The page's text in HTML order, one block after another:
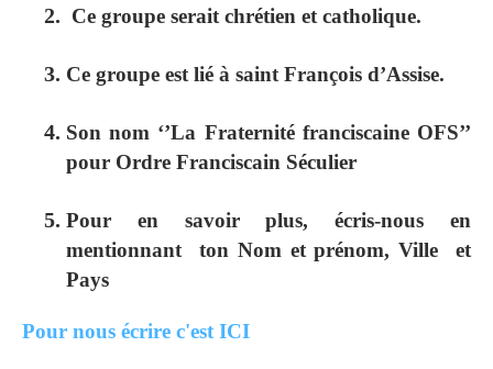
Ce groupe serait chrétien et catholique.
Ce groupe est lié à saint François d’Assise.
Son nom ‘’La Fraternité franciscaine OFS’’
pour Ordre Franciscain Séculier
Pour en savoir plus, écris-nous en
mentionnant ton Nom et prénom, Ville et
Pays
Pour nous écrire c'est ICI